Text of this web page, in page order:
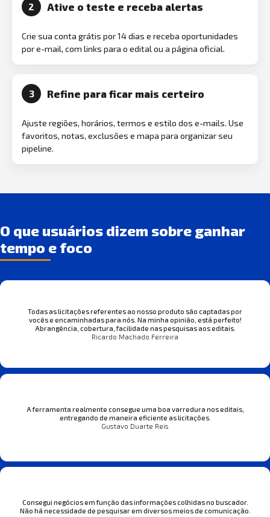
2 Ative o teste e receba alertas
Crie sua conta grátis por 14 dias e receba oportunidades
por e-mail, com links para o edital ou a página oficial.
3 Refine para ficar mais certeiro
Ajuste regiões, horários, termos e estilo dos e-mails. Use
favoritos, notas, exclusões e mapa para organizar seu
pipeline.
O que usuários dizem sobre ganhar
tempo e foco
Todas as licitações referentes ao nosso produto são captadas por
vocês e encaminhadas para nós. Na minha opinião, está perfeito!
Abrangência, cobertura, facilidade nas pesquisas aos editais.
Ricardo Machado Ferreira
A ferramenta realmente consegue uma boa varredura nos editais,
entregando de maneira eficiente as licitações.
Gustavo Duarte Reis
Consegui negócios em função das informações colhidas no buscador.
Não há necessidade de pesquisar em diversos meios de comunicação.